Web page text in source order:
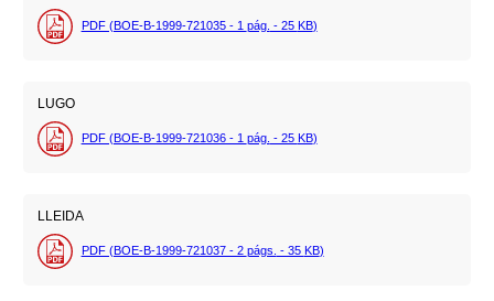
PDF (BOE-B-1999-721035 - 1 pág. - 25 KB)
LUGO
PDF (BOE-B-1999-721036 - 1 pág. - 25 KB)
LLEIDA
PDF (BOE-B-1999-721037 - 2 págs. - 35 KB)